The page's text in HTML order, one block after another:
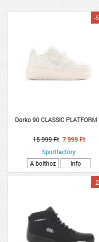
Dorko 90 CLASSIC PLATFORM
-
15 999 Ft 7 999 Ft
Sportfactory
A bolthoz
Info
-